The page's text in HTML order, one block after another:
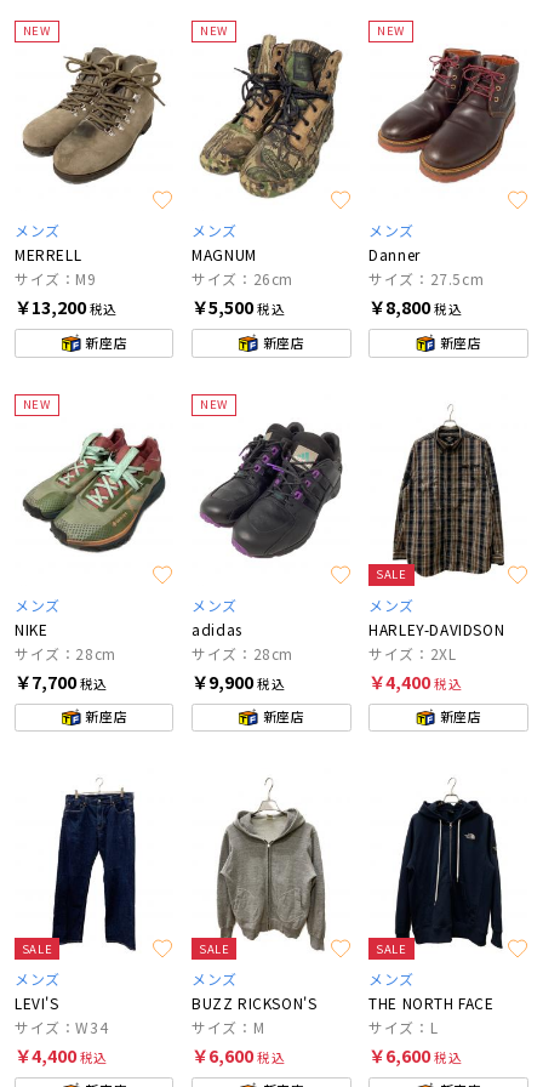
NEW
メンズ
MERRELL
サイズ：M9
￥13,200税込
新座店
NEW
メンズ
MAGNUM
サイズ：26cm
￥5,500税込
新座店
NEW
メンズ
Danner
サイズ：27.5cm
￥8,800税込
新座店
NEW
メンズ
NIKE
サイズ：28cm
￥7,700税込
新座店
NEW
メンズ
adidas
サイズ：28cm
￥9,900税込
新座店
SALE
メンズ
HARLEY-DAVIDSON
サイズ：2XL
￥4,400税込
新座店
SALE
メンズ
LEVI'S
サイズ：W34
￥4,400税込
SALE
メンズ
BUZZ RICKSON'S
サイズ：M
￥6,600税込
SALE
メンズ
THE NORTH FACE
サイズ：L
￥6,600税込